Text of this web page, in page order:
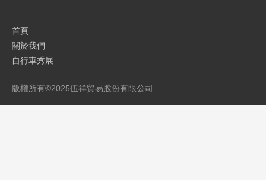
首頁
關於我們
自行車秀展
品牌介紹
目錄
版權所有©2025伍祥貿易股份有限公司